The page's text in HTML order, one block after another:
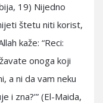
19) Nijedno
štetu niti korist,
kaže: “Reci:
onoga koji
a ni da vam neku
i zna?’” (El-Maida,